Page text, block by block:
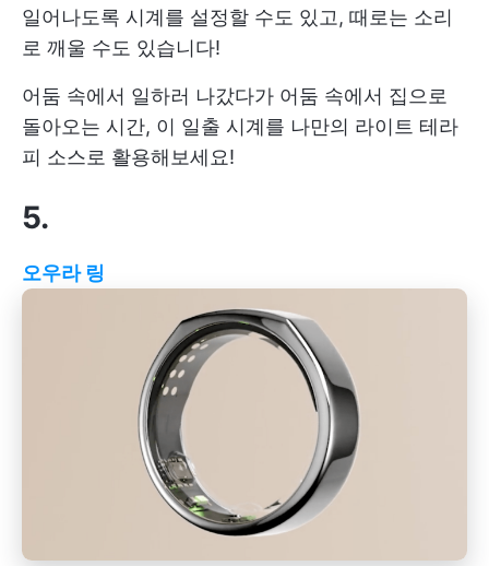
일어나도록 시계를 설정할 수도 있고, 때로는 소리
로 깨울 수도 있습니다!
어둠 속에서 일하러 나갔다가 어둠 속에서 집으로
돌아오는 시간, 이 일출 시계를 나만의 라이트 테라
피 소스로 활용해보세요!
5.
오우라 링